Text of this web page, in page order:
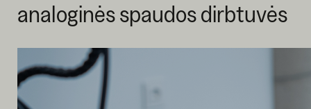
analoginės spaudos dirbtuvės
VASARIO 6 D. 2025